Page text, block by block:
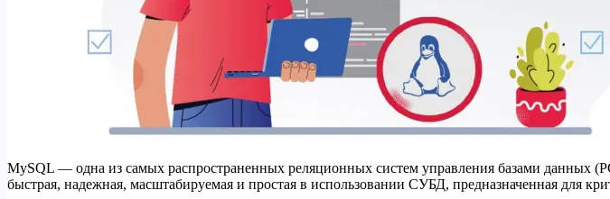
MySQL — одна из самых распространенных реляционных систем управления базами данных
быстрая, надежная, масштабируемая и простая в использовании СУБД, предназначенная для